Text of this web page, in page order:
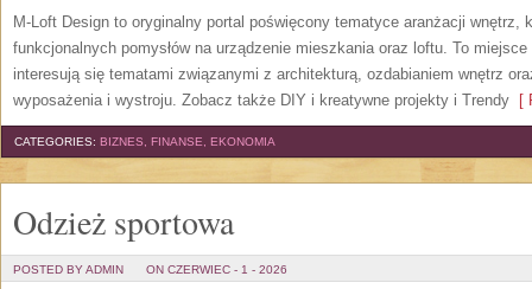
M-Loft Design to oryginalny portal poświęcony tematyce aranżacji wnętrz,
funkcjonalnych pomysłów na urządzenie mieszkania oraz loftu. To
interesują się tematami związanymi z architekturą, ozdabianiem wnętrz
wyposażenia i wystroju. Zobacz także DIY i kreatywne projekty i Trendy [
CATEGORIES: BIZNES, FINANSE, EKONOMIA
Odzież sportowa
POSTED BY ADMIN ON CZERWIEC - 1 - 2026